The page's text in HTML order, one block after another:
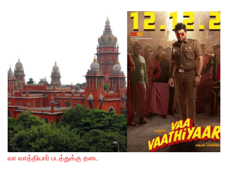
வா வாத்தியார் படத்துக்கு தடை